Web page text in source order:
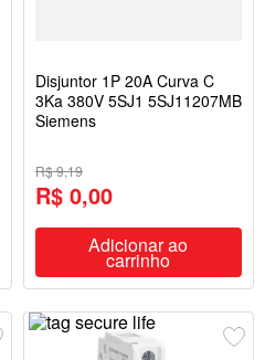
Disjuntor 1P 20A Curva C
3Ka 380V 5SJ1 5SJ11207MB
Siemens
R$ 9,19
R$ 0,00
Adicionar ao
carrinho